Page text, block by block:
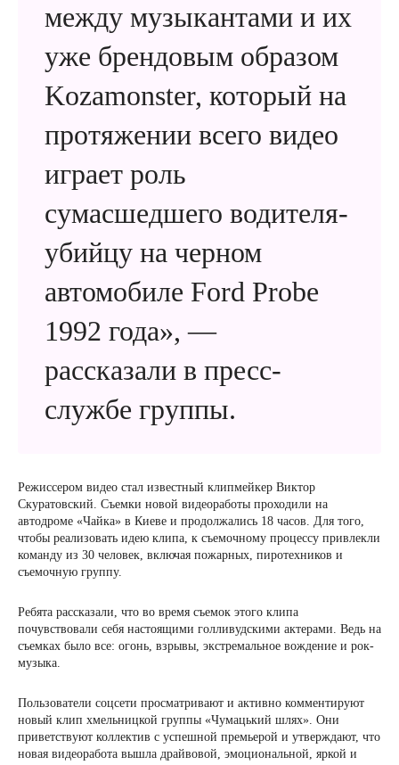
между музыкантами и их
уже брендовым образом
Kozamonster, который на
протяжении всего видео
играет роль
сумасшедшего водителя-
убийцу на черном
автомобиле Ford Probe
1992 года», —
рассказали в пресс-
службе группы.
Режиссером видео стал известный клипмейкер Виктор
Скуратовский. Съемки новой видеоработы проходили на
автодроме «Чайка» в Киеве и продолжались 18 часов. Для того,
чтобы реализовать идею клипа, к съемочному процессу привлекли
команду из 30 человек, включая пожарных, пиротехников и
съемочную группу.
Ребята рассказали, что во время съемок этого клипа
почувствовали себя настоящими голливудскими актерами. Ведь на
съемках было все: огонь, взрывы, экстремальное вождение и рок-
музыка.
Пользователи соцсети просматривают и активно комментируют
новый клип хмельницкой группы «Чумацький шлях». Они
приветствуют коллектив с успешной премьерой и утверждают, что
новая видеоработа вышла драйвовой, эмоциональной, яркой и